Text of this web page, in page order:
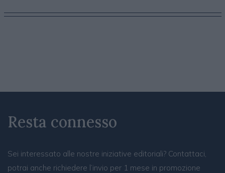
Resta connesso
Sei interessato alle nostre iniziative editoriali? Contattaci,
potrai anche richiedere l’invio per 1 mese in promozione